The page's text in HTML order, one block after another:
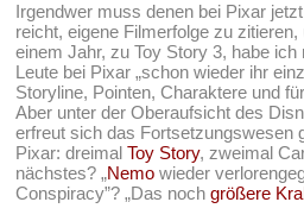
Irgendwer muss denen bei Pixar
reicht, eigene Filmerfolge zu
einem Jahr, zu Toy Story 3, habe
Leute bei Pixar „schon wieder ihr
Storyline, Pointen, Charaktere und
Aber unter der Oberaufsicht des
erfreut sich das Fortsetzungswesen
Pixar: dreimalToy Story, zweimal
nächstes? „Nemo wieder
Conspiracy”? „Das nochgrößere